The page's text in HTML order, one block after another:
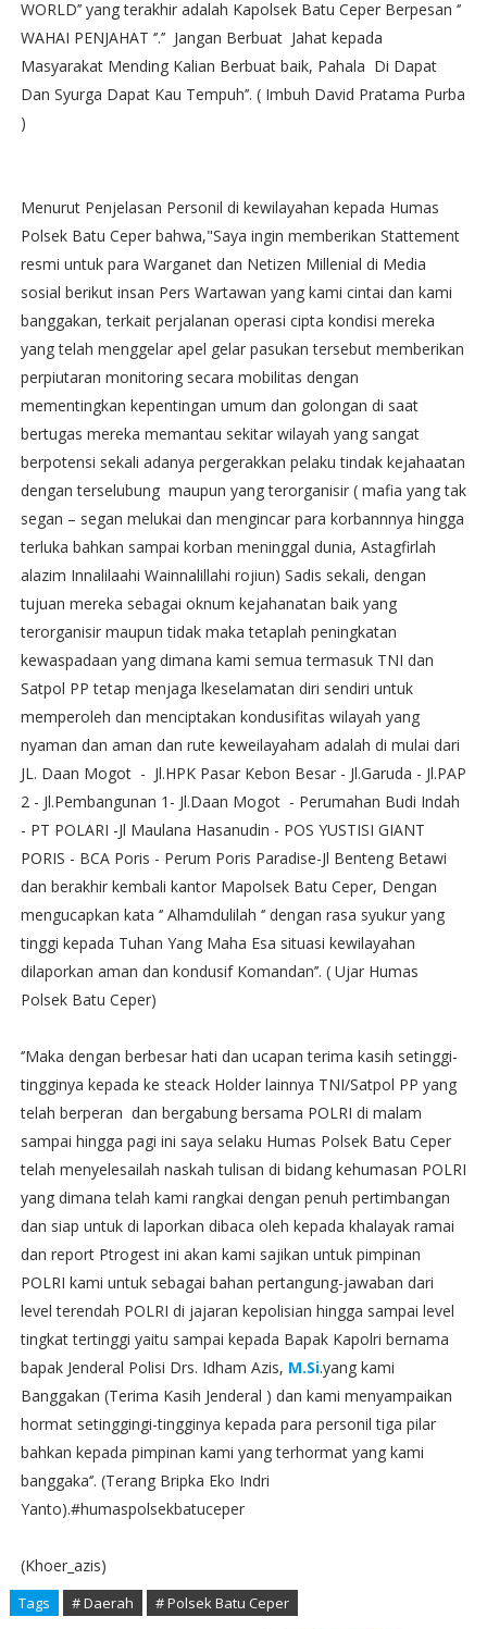
WORLD’’ yang terakhir adalah Kapolsek Batu Ceper Berpesan ‘’
WAHAI PENJAHAT ‘’.’’ Jangan Berbuat Jahat kepada
Masyarakat Mending Kalian Berbuat baik, Pahala Di Dapat
Dan Syurga Dapat Kau Tempuh’’. ( Imbuh David Pratama Purba
)
Menurut Penjelasan Personil di kewilayahan kepada Humas
Polsek Batu Ceper bahwa,"Saya ingin memberikan Stattement
resmi untuk para Warganet dan Netizen Millenial di Media
sosial berikut insan Pers Wartawan yang kami cintai dan kami
banggakan, terkait perjalanan operasi cipta kondisi mereka
yang telah menggelar apel gelar pasukan tersebut memberikan
perpiutaran monitoring secara mobilitas dengan
mementingkan kepentingan umum dan golongan di saat
bertugas mereka memantau sekitar wilayah yang sangat
berpotensi sekali adanya pergerakkan pelaku tindak kejahaatan
dengan terselubung maupun yang terorganisir ( mafia yang tak
segan – segan melukai dan mengincar para korbannnya hingga
terluka bahkan sampai korban meninggal dunia, Astagfirlah
alazim Innalilaahi Wainnalillahi rojiun) Sadis sekali, dengan
tujuan mereka sebagai oknum kejahanatan baik yang
terorganisir maupun tidak maka tetaplah peningkatan
kewaspadaan yang dimana kami semua termasuk TNI dan
Satpol PP tetap menjaga lkeselamatan diri sendiri untuk
memperoleh dan menciptakan kondusifitas wilayah yang
nyaman dan aman dan rute keweilayaham adalah di mulai dari
JL. Daan Mogot - Jl.HPK Pasar Kebon Besar - Jl.Garuda - Jl.PAP
2 - Jl.Pembangunan 1- Jl.Daan Mogot - Perumahan Budi Indah
- PT POLARI -Jl Maulana Hasanudin - POS YUSTISI GIANT
PORIS - BCA Poris - Perum Poris Paradise-Jl Benteng Betawi
dan berakhir kembali kantor Mapolsek Batu Ceper, Dengan
mengucapkan kata ‘’ Alhamdulilah ‘’ dengan rasa syukur yang
tinggi kepada Tuhan Yang Maha Esa situasi kewilayahan
dilaporkan aman dan kondusif Komandan’’. ( Ujar Humas
Polsek Batu Ceper)
‘’Maka dengan berbesar hati dan ucapan terima kasih setinggi-
tingginya kepada ke steack Holder lainnya TNI/Satpol PP yang
telah berperan dan bergabung bersama POLRI di malam
sampai hingga pagi ini saya selaku Humas Polsek Batu Ceper
telah menyelesailah naskah tulisan di bidang kehumasan POLRI
yang dimana telah kami rangkai dengan penuh pertimbangan
dan siap untuk di laporkan dibaca oleh kepada khalayak ramai
dan report Ptrogest ini akan kami sajikan untuk pimpinan
POLRI kami untuk sebagai bahan pertangung-jawaban dari
level terendah POLRI di jajaran kepolisian hingga sampai level
tingkat tertinggi yaitu sampai kepada Bapak Kapolri bernama
bapak Jenderal Polisi Drs. Idham Azis, M.Si.yang kami
Banggakan (Terima Kasih Jenderal ) dan kami menyampaikan
hormat setinggingi-tingginya kepada para personil tiga pilar
bahkan kepada pimpinan kami yang terhormat yang kami
banggaka‘’. (Terang Bripka Eko Indri
Yanto).#humaspolsekbatuceper
(Khoer_azis)
Tags # Daerah # Polsek Batu Ceper